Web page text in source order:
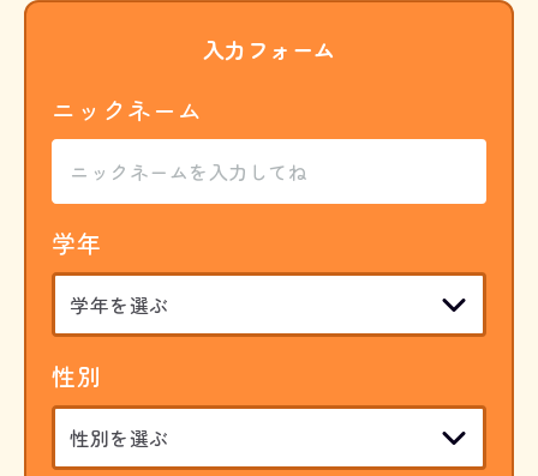
入力フォーム
ニックネーム
学年
性別